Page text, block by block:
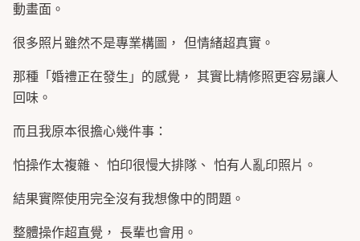
動畫面。
很多照片雖然不是專業構圖， 但情緒超真實。
那種「婚禮正在發生」的感覺， 其實比精修照更容易讓人
回味。
而且我原本很擔心幾件事：
怕操作太複雜、 怕印很慢大排隊、 怕有人亂印照片。
結果實際使用完全沒有我想像中的問題。
整體操作超直覺， 長輩也會用。